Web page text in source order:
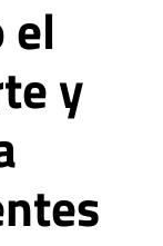
el
y